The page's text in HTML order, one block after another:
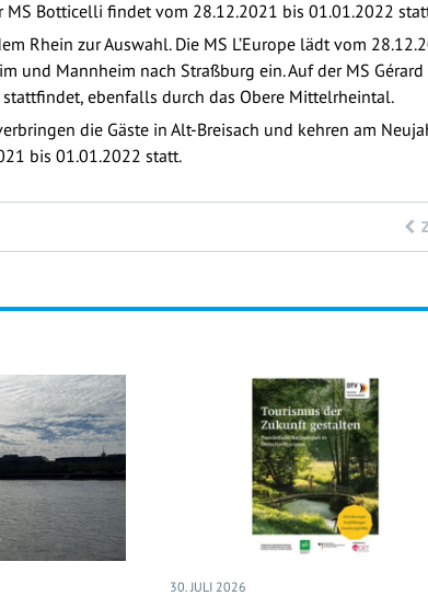
Botticelli findet vom 28.12.2021 bis 01.01.2022
Rhein zur Auswahl. Die MS L’Europe lädt vom
und Mannheim nach Straßburg ein. Auf der MS Gérard
ebenfalls durch das Obere Mittelrheintal.
die Gäste in Alt-Breisach und kehren am
bis 01.01.2022 statt.
30. JULI 2026